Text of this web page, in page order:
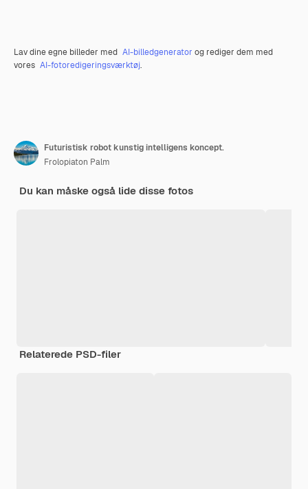
Lav dine egne billeder med AI-billedgenerator og rediger dem med
vores AI-fotoredigeringsværktøj.
Futuristisk robot kunstig intelligens koncept.
Frolopiaton Palm
Du kan måske også lide disse fotos
Relaterede PSD-filer